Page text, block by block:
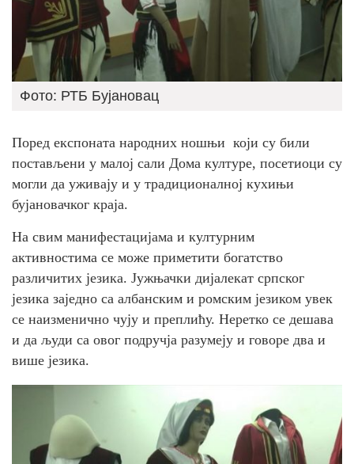
Фото: РТБ Бујановац
Поред експоната народних ношњи који су били
постављени у малој сали Дома културе, посетиоци су
могли да уживају и у традиционалној кухињи
бујановачког краја.
На свим манифестацијама и културним
активностима се може приметити богатство
различитих језика. Јужњачки дијалекат српског
језика заједно са албанским и ромским језиком увек
се наизменично чују и преплићу. Неретко се дешава
и да људи са овог подручја разумеју и говоре два и
више језика.